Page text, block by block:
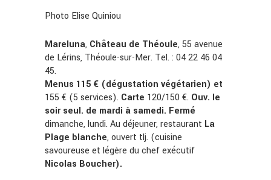
Photo Elise Quiniou
Mareluna, Château de Théoule, 55 avenue
de Lérins, Théoule-sur-Mer. Tel. : 04 22 46 04
45.
Menus 115 € (dégustation végétarien) et
155 € (5 services). Carte 120/150 €. Ouv. le
soir seul. de mardi à samedi. Fermé
dimanche, lundi. Au déjeuner, restaurant La
Plage blanche, ouvert tlj. (cuisine
savoureuse et légère du chef exécutif
Nicolas Boucher).